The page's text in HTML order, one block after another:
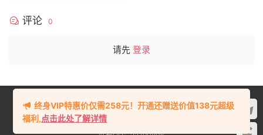
评论 0
请先 登录
©2021-2022看图阁www.kantuge.com
站内资源均收集于网络，若侵犯了您的合法权益，请联系站长删除！
终身VIP特惠价仅需258元！开通还赠送价值138元超级
福利,点击此处了解详情